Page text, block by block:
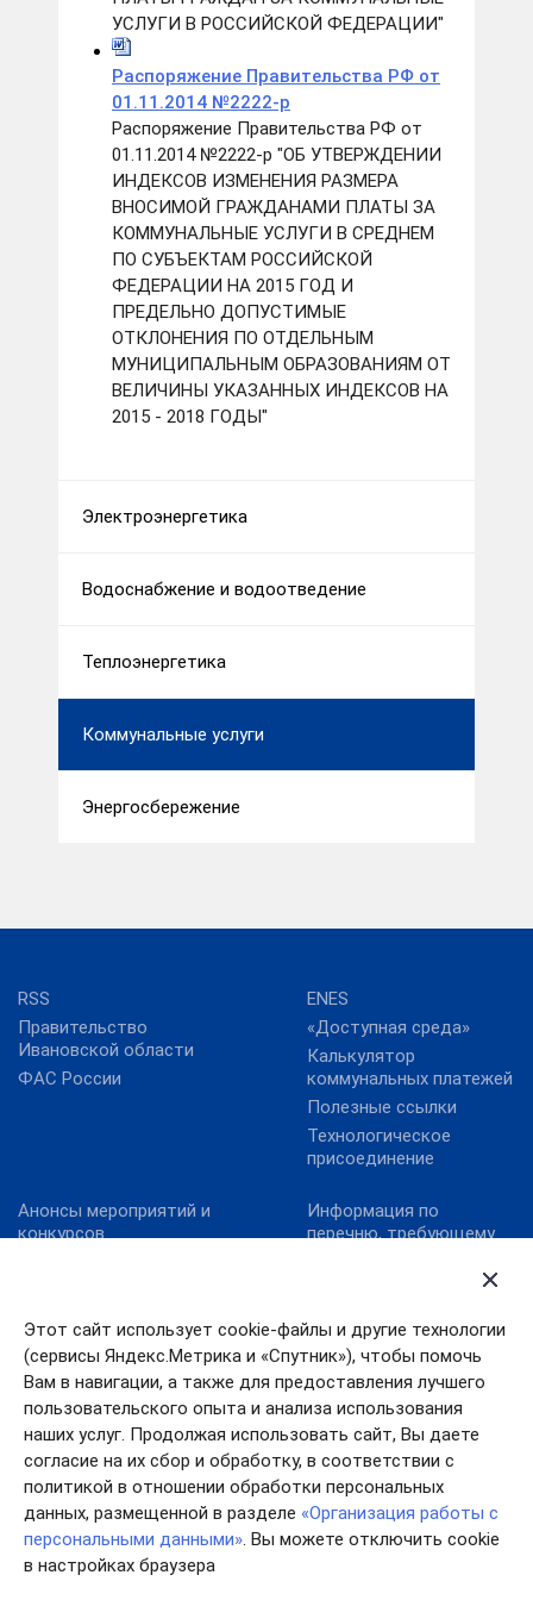
Этот сайт использует cookie-файлы и другие технологии
(сервисы Яндекс.Метрика и «Спутник»), чтобы помочь
Вам в навигации, а также для предоставления лучшего
пользовательского опыта и анализа использования
наших услуг. Продолжая использовать сайт, Вы даете
согласие на их сбор и обработку, в соответствии с
политикой в отношении обработки персональных
данных, размещенной в разделе «Организация работы с
персональными данными». Вы можете отключить cookie
в настройках браузера
УСЛУГИ В РОССИЙСКОЙ ФЕДЕРАЦИИ"
Распоряжение Правительства РФ от
01.11.2014 №2222-р
Распоряжение Правительства РФ от
01.11.2014 №2222-р "ОБ УТВЕРЖДЕНИИ
ИНДЕКСОВ ИЗМЕНЕНИЯ РАЗМЕРА
ВНОСИМОЙ ГРАЖДАНАМИ ПЛАТЫ ЗА
КОММУНАЛЬНЫЕ УСЛУГИ В СРЕДНЕМ
ПО СУБЪЕКТАМ РОССИЙСКОЙ
ФЕДЕРАЦИИ НА 2015 ГОД И
ПРЕДЕЛЬНО ДОПУСТИМЫЕ
ОТКЛОНЕНИЯ ПО ОТДЕЛЬНЫМ
МУНИЦИПАЛЬНЫМ ОБРАЗОВАНИЯМ ОТ
ВЕЛИЧИНЫ УКАЗАННЫХ ИНДЕКСОВ НА
2015 - 2018 ГОДЫ"
Электроэнергетика
Водоснабжение и водоотведение
Теплоэнергетика
Коммунальные услуги
Энергосбережение
RSS
Правительство
Ивановской области
ФАС России
ENES
«Доступная среда»
Калькулятор
коммунальных платежей
Полезные ссылки
Технологическое
присоединение
Анонсы мероприятий и
конкурсов
энергосбережения и
повышения
энергоэффективности.
Новости
Информация по
перечню, требующему
Ивановской области от
13.10.2011№ 316-п
Конкурс «МедиаТЭК»